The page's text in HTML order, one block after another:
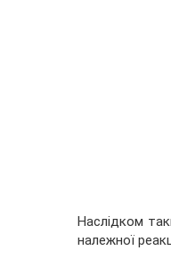
Наслідком
належної